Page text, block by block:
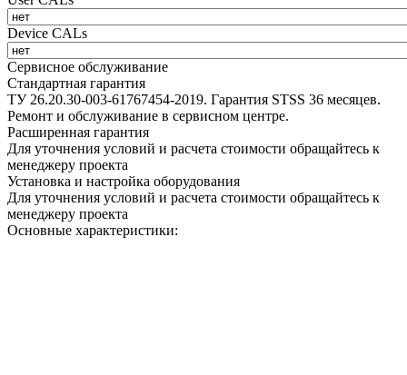
Device CALs
Сервисное обслуживание
Стандартная гарантия
ТУ 26.20.30-003-61767454-2019. Гарантия STSS 36 месяцев.
Ремонт и обслуживание в сервисном центре.
Расширенная гарантия
Для уточнения условий и расчета стоимости обращайтесь к
менеджеру проекта
Установка и настройка оборудования
Для уточнения условий и расчета стоимости обращайтесь к
менеджеру проекта
Основные характеристики: